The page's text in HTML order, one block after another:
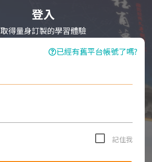
登入
取得量身訂製的學習體驗
已經有舊平台帳號了嗎?
記住我